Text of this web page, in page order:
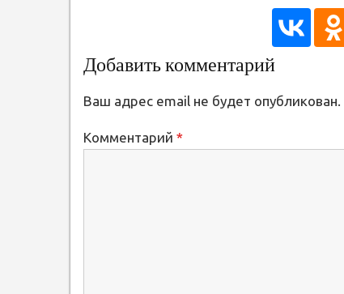
Добавить комментарий
Ваш адрес email не будет опубликован.
Комментарий *